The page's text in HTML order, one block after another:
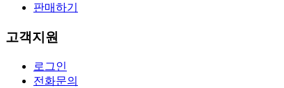
판매하기
고객지원
로그인
전화문의